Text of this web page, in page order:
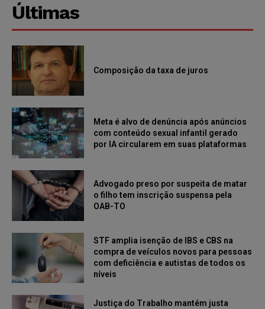
Últimas
Composição da taxa de juros
Meta é alvo de denúncia após anúncios
com conteúdo sexual infantil gerado
por IA circularem em suas plataformas
Advogado preso por suspeita de matar
o filho tem inscrição suspensa pela
OAB-TO
STF amplia isenção de IBS e CBS na
compra de veículos novos para pessoas
com deficiência e autistas de todos os
níveis
Justiça do Trabalho mantém justa